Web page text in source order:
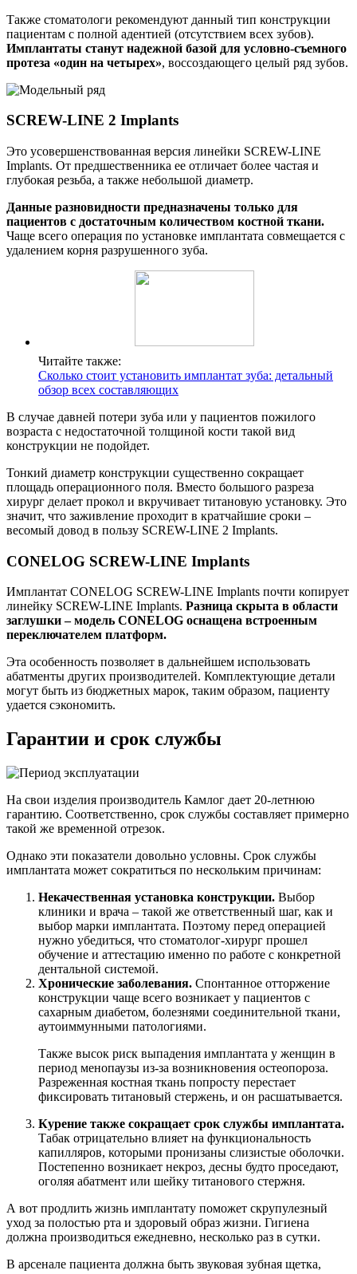
Также стоматологи рекомендуют данный тип конструкции
пациентам с полной адентией (отсутствием всех зубов).
Имплантаты станут надежной базой для условно-съемного
протеза «один на четырех», воссоздающего целый ряд зубов.
SCREW-LINE 2 Implants
Это усовершенствованная версия линейки SCREW-LINE
Implants. От предшественника ее отличает более частая и
глубокая резьба, а также небольшой диаметр.
Данные разновидности предназначены только для
пациентов с достаточным количеством костной ткани.
Чаще всего операция по установке имплантата совмещается с
удалением корня разрушенного зуба.
Читайте также:
Сколько стоит установить имплантат зуба: детальный
обзор всех составляющих
В случае давней потери зуба или у пациентов пожилого
возраста с недостаточной толщиной кости такой вид
конструкции не подойдет.
Тонкий диаметр конструкции существенно сокращает
площадь операционного поля. Вместо большого разреза
хирург делает прокол и вкручивает титановую установку. Это
значит, что заживление проходит в кратчайшие сроки –
весомый довод в пользу SCREW-LINE 2 Implants.
CONELOG SCREW-LINE Implants
Имплантат CONELOG SCREW-LINE Implants почти копирует
линейку SCREW-LINE Implants. Разница скрыта в области
заглушки – модель CONELOG оснащена встроенным
переключателем платформ.
Эта особенность позволяет в дальнейшем использовать
абатменты других производителей. Комплектующие детали
могут быть из бюджетных марок, таким образом, пациенту
удается сэкономить.
Гарантии и срок службы
На свои изделия производитель Камлог дает 20-летнюю
гарантию. Соответственно, срок службы составляет примерно
такой же временной отрезок.
Однако эти показатели довольно условны. Срок службы
имплантата может сократиться по нескольким причинам:
Некачественная установка конструкции. Выбор
клиники и врача – такой же ответственный шаг, как и
выбор марки имплантата. Поэтому перед операцией
нужно убедиться, что стоматолог-хирург прошел
обучение и аттестацию именно по работе с конкретной
дентальной системой.
Хронические заболевания. Спонтанное отторжение
конструкции чаще всего возникает у пациентов с
сахарным диабетом, болезнями соединительной ткани,
аутоиммунными патологиями.
Также высок риск выпадения имплантата у женщин в
период менопаузы из-за возникновения остеопороза.
Разреженная костная ткань попросту перестает
фиксировать титановый стержень, и он расшатывается.
Курение также сокращает срок службы имплантата.
Табак отрицательно влияет на функциональность
капилляров, которыми пронизаны слизистые оболочки.
Постепенно возникает некроз, десны будто проседают,
оголяя абатмент или шейку титанового стержня.
А вот продлить жизнь имплантату поможет скрупулезный
уход за полостью рта и здоровый образ жизни. Гигиена
должна производиться ежедневно, несколько раз в сутки.
В арсенале пациента должна быть звуковая зубная щетка,